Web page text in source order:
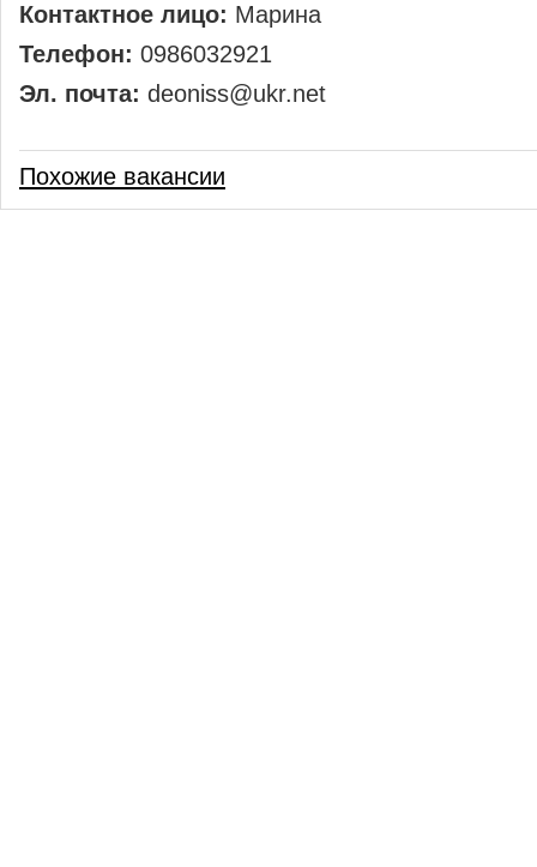
Контактное лицо: Марина
Телефон: 0986032921
Эл. почта: deoniss@ukr.net
Похожие вакансии